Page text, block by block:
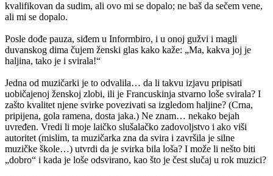
kvalifikovan da sudim, ali ovo mi se dopalo; ne baš da sečem vene,
ali mi se dopalo.
Posle dođe pauza, siđem u Informbiro, i u onoj gužvi i magli
duvanskog dima čujem ženski glas kako kaže: „Ma, kakva joj je
haljina, tako je i svirala!“
Jedna od muzičarki je to odvalila… da li takvu izjavu pripisati
uobičajenoj ženskoj zlobi, ili je Francuskinja stvarno loše svirala? I
zašto kvalitet njene svirke povezivati sa izgledom haljine? (Crna,
pripijena, gola ramena, dosta jaka.) Ne znam… nekako bejah
uvređen. Vredi li moje laičko slušalačko zadovoljstvo i ako viši
autoritet (mislim, ta muzičarka zna da svira i završila je silne
muzičke škole…) utvrdi da je svirka bila loša? I može li nešto biti
„dobro“ i kada je loše odsvirano, kao što je čest slučaj u rok muzici?